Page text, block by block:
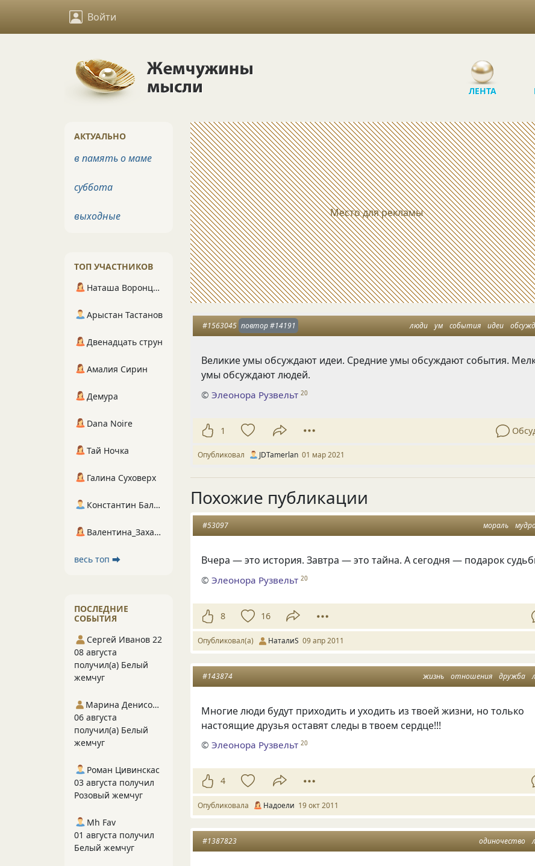
Войти
ЛЕНТА
Место для рекламы
люди ум события идеи
#1563045 повтор#14191
Великие умы обсуждают идеи. Средние умы обсуждают события.
умы обсуждают людей.
©Элеонора Рузвельт 20
1
Опубликовал JDTamerlan 01 мар 2021
Похожие публикации
мораль
#53097
Вчера — это история. Завтра — это тайна. А сегодня — подарок
©Элеонора Рузвельт 20
8 16
Опубликовал(а) НаталиS 09 апр 2011
жизнь отношения дружба
#143874
Многие люди будут приходить и уходить из твоей жизни, но только
настоящие друзья оставят следы в твоем сердце!!!
©Элеонора Рузвельт 20
4
Опубликовала Надоели 19 окт 2011
одиночество
#1387823
АКТУАЛЬНО
в память о маме
суббота
выходные
ТОП УЧАСТНИКОВ
Наташа Воронцова
Арыстан Тастанов
Двенадцать струн
Амалия Сирин
Демура
Dana Noire
Тай Ночка
Галина Суховерх
Константин Балухта
Валентина_Захарова
весь топ ⮕
ПОСЛЕДНИЕ
СОБЫТИЯ
Сергей Иванов 22
08 августа
получил(а) Белый
жемчуг
Марина Денисова 5
06 августа
получил(а) Белый
жемчуг
Роман Цивинскас
03 августа получил
Розовый жемчуг
Mh Fav
01 августа получил
Белый жемчуг